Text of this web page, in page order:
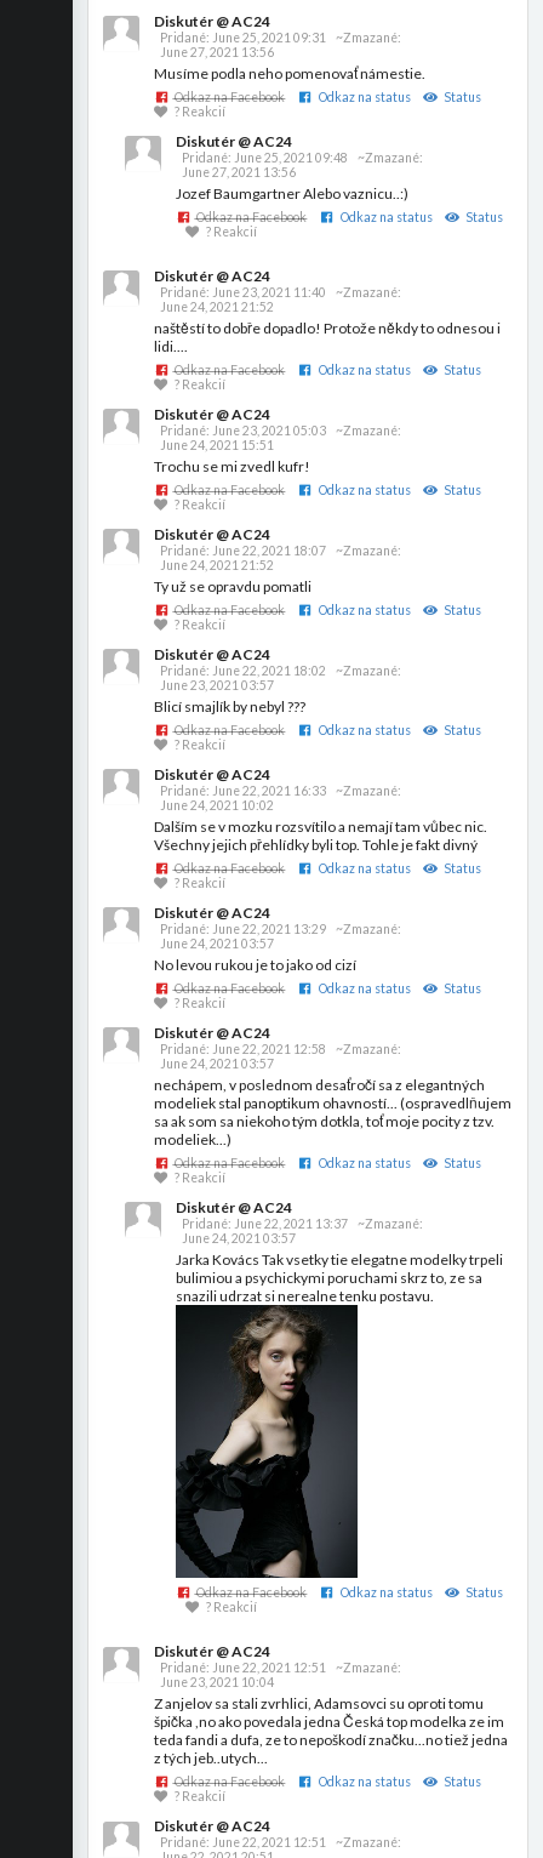
Diskutér @ AC24
Pridané: June 25, 2021 09:31
~Zmazané:
June 27, 2021 13:56
Musíme podla neho pomenovať námestie.
Odkaz na Facebook Odkaz na status
Status
? Reakcií
Diskutér @ AC24
Pridané: June 25, 2021 09:48
~Zmazané:
June 27, 2021 13:56
Jozef Baumgartner Alebo vaznicu..:)
Odkaz na Facebook Odkaz na status
Status
? Reakcií
Diskutér @ AC24
Pridané: June 23, 2021 11:40
~Zmazané:
June 24, 2021 21:52
naštěstí to dobře dopadlo! Protože někdy to odnesou i
lidi....
Odkaz na Facebook Odkaz na status
Status
? Reakcií
Diskutér @ AC24
Pridané: June 23, 2021 05:03
~Zmazané:
June 24, 2021 15:51
Trochu se mi zvedl kufr!
Odkaz na Facebook Odkaz na status
Status
? Reakcií
Diskutér @ AC24
Pridané: June 22, 2021 18:07
~Zmazané:
June 24, 2021 21:52
Ty už se opravdu pomatli
Odkaz na Facebook Odkaz na status
Status
? Reakcií
Diskutér @ AC24
Pridané: June 22, 2021 18:02
~Zmazané:
June 23, 2021 03:57
Blicí smajlík by nebyl ???
Odkaz na Facebook Odkaz na status
Status
? Reakcií
Diskutér @ AC24
Pridané: June 22, 2021 16:33
~Zmazané:
June 24, 2021 10:02
Dalším se v mozku rozsvítilo a nemají tam vůbec nic.
Všechny jejich přehlídky byli top. Tohle je fakt divný
Odkaz na Facebook Odkaz na status
Status
? Reakcií
Diskutér @ AC24
Pridané: June 22, 2021 13:29
~Zmazané:
June 24, 2021 03:57
No levou rukou je to jako od cizí
Odkaz na Facebook Odkaz na status
Status
? Reakcií
Diskutér @ AC24
Pridané: June 22, 2021 12:58
~Zmazané:
June 24, 2021 03:57
nechápem, v poslednom desaťročí sa z elegantných
modeliek stal panoptikum ohavností... (ospravedlňujem
sa ak som sa niekoho tým dotkla, toť moje pocity z tzv.
modeliek...)
Odkaz na Facebook Odkaz na status
Status
? Reakcií
Diskutér @ AC24
Pridané: June 22, 2021 13:37
~Zmazané:
June 24, 2021 03:57
Jarka Kovács Tak vsetky tie elegatne modelky trpeli
bulimiou a psychickymi poruchami skrz to, ze sa
snazili udrzat si nerealne tenku postavu.
Odkaz na Facebook Odkaz na status
Status
? Reakcií
Diskutér @ AC24
Pridané:June 22, 2021 12:51
~Zmazané:
June 23, 2021 10:04
Z anjelov sa stali zvrhlici, Adamsovci su oproti tomu
špička ,no ako povedala jedna Česká top modelka ze im
teda fandi a dufa, ze to nepoškodí značku...no tiež jedna
z tých jeb..utych...
Odkaz na Facebook Odkaz na status
Status
? Reakcií
Diskutér @ AC24
Pridané:June 22, 2021 12:51
~Zmazané: